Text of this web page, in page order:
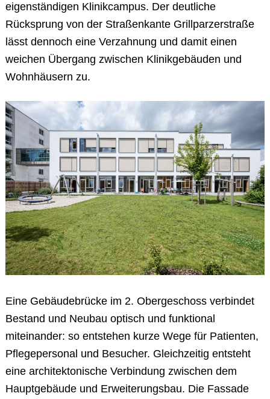
eigenständigen Klinikcampus. Der deutliche
Rücksprung von der Straßenkante Grillparzerstraße
lässt dennoch eine Verzahnung und damit einen
weichen Übergang zwischen Klinikgebäuden und
Wohnhäusern zu.
Eine Gebäudebrücke im 2. Obergeschoss verbindet
Bestand und Neubau optisch und funktional
miteinander: so entstehen kurze Wege für Patienten,
Pflegepersonal und Besucher. Gleichzeitig entsteht
eine architektonische Verbindung zwischen dem
Hauptgebäude und Erweiterungsbau. Die Fassade